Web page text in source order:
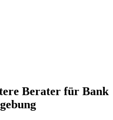
Berater für Bank